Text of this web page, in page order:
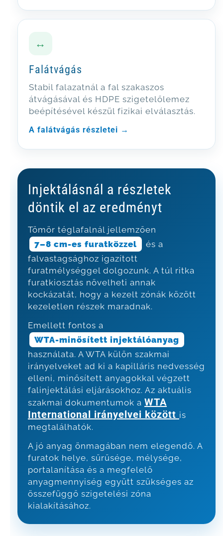
↔
Falátvágás
Stabil falazatnál a fal szakaszos
átvágásával és HDPE szigetelőlemez
beépítésével készül fizikai elválasztás.
A falátvágás részletei →
Injektálásnál a részletek
döntik el az eredményt
Tömör téglafalnál jellemzően
7–8 cm-es furatközzel
és a
falvastagsághoz igazított
furatmélységgel dolgozunk. A túl ritka
furatkiosztás növelheti annak
kockázatát, hogy a kezelt zónák között
kezeletlen részek maradnak.
Emellett fontos a
WTA-minősített injektálóanyag
használata. A WTA külön szakmai
irányelveket ad ki a kapilláris nedvesség
elleni, minősített anyagokkal végzett
falinjektálási eljárásokhoz. Az aktuális
szakmai dokumentumok a WTA
International irányelvei között is
megtalálhatók.
A jó anyag önmagában nem elegendő. A
furatok helye, sűrűsége, mélysége,
portalanítása és a megfelelő
anyagmennyiség együtt szükséges az
összefüggő szigetelési zóna
kialakításához.